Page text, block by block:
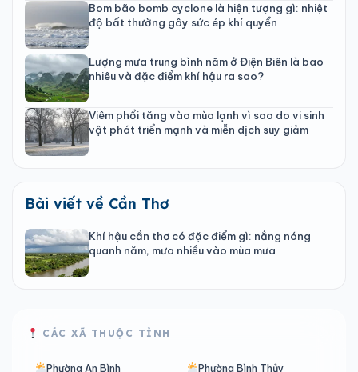
Bom bão bomb cyclone là hiện tượng gì: nhiệt
độ bất thường gây sức ép khí quyển
Lượng mưa trung bình năm ở Điện Biên là bao
nhiêu và đặc điểm khí hậu ra sao?
Viêm phổi tăng vào mùa lạnh vì sao do vi sinh
vật phát triển mạnh và miễn dịch suy giảm
Bài viết về Cần Thơ
Khí hậu cần thơ có đặc điểm gì: nắng nóng
quanh năm, mưa nhiều vào mùa mưa
CÁC XÃ THUỘC TỈNH
Phường An Bình Phường Bình Thủy